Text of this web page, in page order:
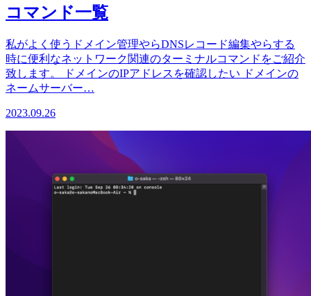
コマンド一覧
私がよく使うドメイン管理やらDNSレコード編集やらする
時に便利なネットワーク関連のターミナルコマンドをご紹介
致します。 ドメインのIPアドレスを確認したい ドメインの
ネームサーバー…
2023.09.26